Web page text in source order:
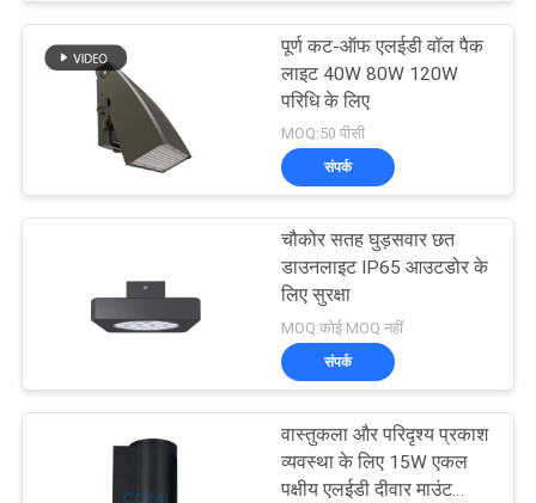
समाचार
साइटमैपएलईडी हैंडल लाइट्स
एलईडी फ्लड लाइट्स
101
पूर्ण कट-ऑफ एलईडी वॉल पैक
लाइट 40W 80W 120W
परिधि के लिए
MOQ:50 पीसी
संपर्क
चौकोर सतह घुड़सवार छत
डाउनलाइट IP65 आउटडोर के
लिए सुरक्षा
MOQ:कोई MOQ नहीं
संपर्क
वास्तुकला और परिदृश्य प्रकाश
व्यवस्था के लिए 15W एकल
पक्षीय एलईडी दीवार माउंट